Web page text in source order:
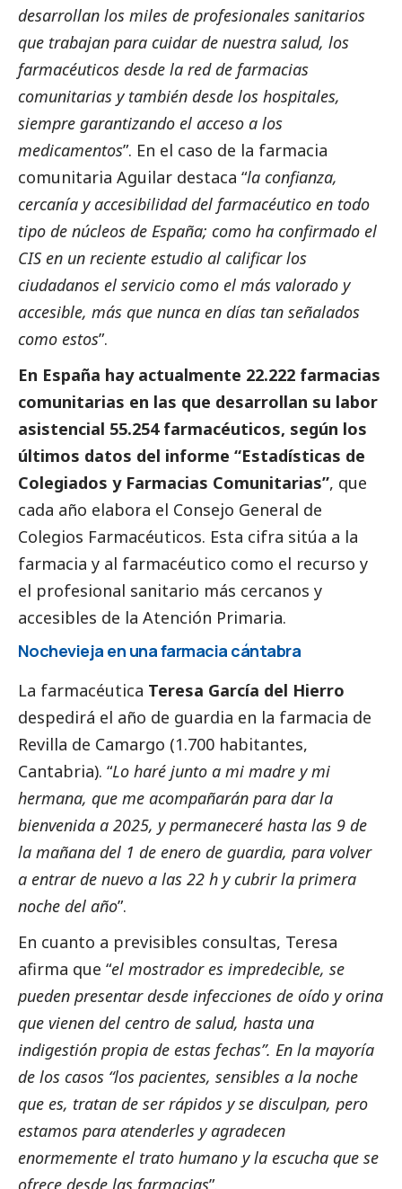
desarrollan los miles de profesionales sanitarios
que trabajan para cuidar de nuestra salud, los
farmacéuticos desde la red de farmacias
comunitarias y también desde los hospitales,
siempre garantizando el acceso a los
medicamentos”. En el caso de la farmacia
comunitaria Aguilar destaca “la confianza,
cercanía y accesibilidad del farmacéutico en todo
tipo de núcleos de España; como ha confirmado el
CIS en un reciente estudio al calificar los
ciudadanos el servicio como el más valorado y
accesible, más que nunca en días tan señalados
como estos”.
En España hay actualmente 22.222 farmacias
comunitarias en las que desarrollan su labor
asistencial 55.254 farmacéuticos, según los
últimos datos del informe “Estadísticas de
Colegiados y Farmacias Comunitarias”, que
cada año elabora el Consejo General de
Colegios Farmacéuticos. Esta cifra sitúa a la
farmacia y al farmacéutico como el recurso y
el profesional sanitario más cercanos y
accesibles de la Atención Primaria.
Nochevieja en una farmacia cántabra
La farmacéutica Teresa García del Hierro
despedirá el año de guardia en la farmacia de
Revilla de Camargo (1.700 habitantes,
Cantabria). “Lo haré junto a mi madre y mi
hermana, que me acompañarán para dar la
bienvenida a 2025, y permaneceré hasta las 9 de
la mañana del 1 de enero de guardia, para volver
a entrar de nuevo a las 22 h y cubrir la primera
noche del año”.
En cuanto a previsibles consultas, Teresa
afirma que “el mostrador es impredecible, se
pueden presentar desde infecciones de oído y orina
que vienen del centro de salud, hasta una
indigestión propia de estas fechas”. En la mayoría
de los casos “los pacientes, sensibles a la noche
que es, tratan de ser rápidos y se disculpan, pero
estamos para atenderles y agradecen
enormemente el trato humano y la escucha que se
ofrece desde las farmacias”.